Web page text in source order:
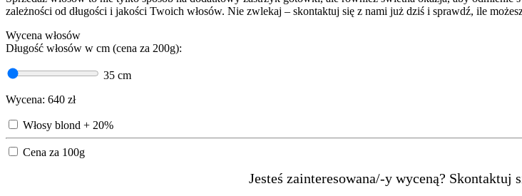
zależności od długości i jakości Twoich włosów. Nie zwlekaj – skontaktuj się z nami już dziś i sprawdź, ile
Wycena włosów
Długość włosów w cm (cena za 200g):
35 cm
Wycena: 640 zł
Włosy blond + 20%
Cena za 100g
Jesteś zainteresowana/-y wyceną? Skontaktuj